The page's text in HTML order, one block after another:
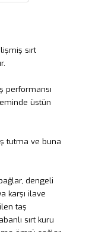
sırt
performansı
üstün
tutma ve buna
dengeli
karşı ilave
taş
sırt kuru